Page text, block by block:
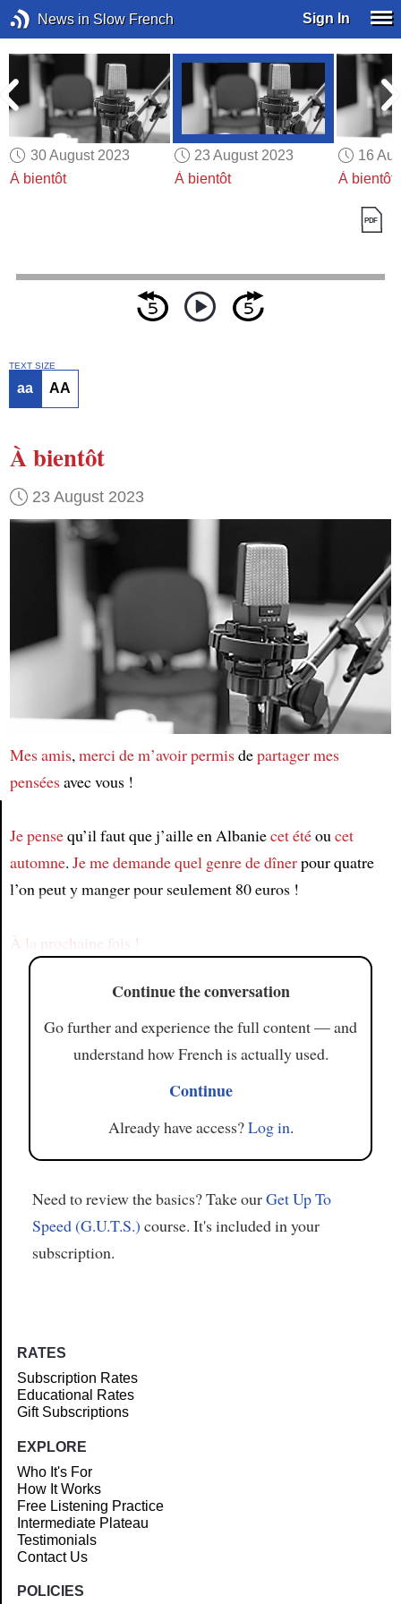
News in Slow French Sign In
30 August 2023
À bientôt
23 August 2023
À bientôt
16
À bientôt
TEXT SIZE
aa AA
À bientôt
23 August 2023
Mes amis,merci de m’avoir permisdepartager mes
penséesavec vous !
Je pensequ’il faut que j’aille en Albaniecet étéoucet
automne. Je me demandequel genre de dînerpour quatre
l’on peut y manger pour seulement 80 euros !
À la prochaine fois !
Continue the conversation
Go further and experience the full content — and
understand how French is actually used.
Continue
Already have access?Log in.
Need to review the basics? Take ourGet Up To
Speed (G.U.T.S.) course. It's included in your
subscription.
RATES
Subscription Rates
Educational Rates
Gift Subscriptions
EXPLORE
Who It's For
How It Works
Free Listening Practice
Intermediate Plateau
Testimonials
Contact Us
POLICIES